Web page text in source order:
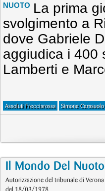
NUOTO La prima
svolgimento a
dove Gabriele
aggiudica i 400
Lamberti e
Assoluti Frecciarossa Simone Cerasuolo
Il Mondo Del Nuoto
Autorizzazione del tribunale di
del 18/03/1978